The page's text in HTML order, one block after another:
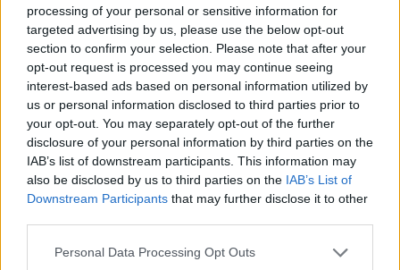
processing of your personal or sensitive information for
targeted advertising by us, please use the below opt-out
section to confirm your selection. Please note that after your
opt-out request is processed you may continue seeing
interest-based ads based on personal information utilized by
us or personal information disclosed to third parties prior to
your opt-out. You may separately opt-out of the further
disclosure of your personal information by third parties on the
IAB’s list of downstream participants. This information may
also be disclosed by us to third parties on the IAB’s List of
Downstream Participants that may further disclose it to other
Please note that this website/app uses one or more Google
Personal Data Processing Opt Outs
Παρασκευή, 27 Σεπτεμβρίου 2024, 18:00
Τεχνητή γονιμοποίηση: Εξετάζεται παρέμβαση
στην ανάπτυξη του εμβρύου
Αυτό δεν συμβαίνει στη φυσική εγκυμοσύνη, αλλά θα
μπορούσε να βελτιώσει την τεχνητή γονιμοποίηση.